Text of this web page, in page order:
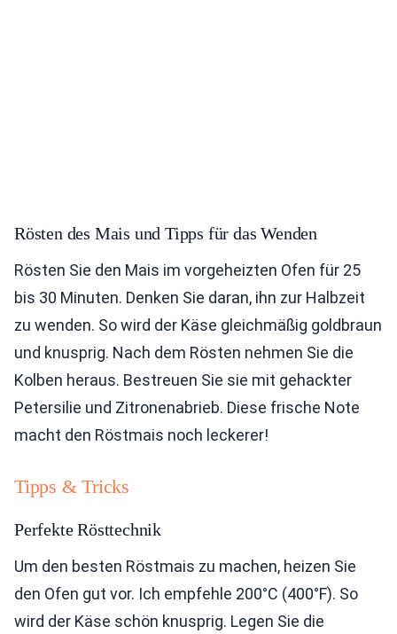
Rösten des Mais und Tipps für das Wenden
Rösten Sie den Mais im vorgeheizten Ofen für 25
bis 30 Minuten. Denken Sie daran, ihn zur Halbzeit
zu wenden. So wird der Käse gleichmäßig goldbraun
und knusprig. Nach dem Rösten nehmen Sie die
Kolben heraus. Bestreuen Sie sie mit gehackter
Petersilie und Zitronenabrieb. Diese frische Note
macht den Röstmais noch leckerer!
Tipps & Tricks
Perfekte Rösttechnik
Um den besten Röstmais zu machen, heizen Sie
den Ofen gut vor. Ich empfehle 200°C (400°F). So
wird der Käse schön knusprig. Legen Sie die